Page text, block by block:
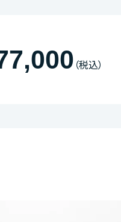
（税込）